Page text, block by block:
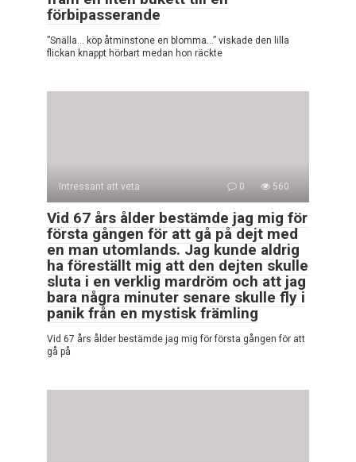
förbipasserande
”Snälla… köp åtminstone en blomma…” viskade den lilla
flickan knappt hörbart medan hon räckte
Intressant att veta 0 560
Vid 67 års ålder bestämde jag mig för
första gången för att gå på dejt med
en man utomlands. Jag kunde aldrig
ha föreställt mig att den dejten skulle
sluta i en verklig mardröm och att jag
bara några minuter senare skulle fly i
panik från en mystisk främling
Vid 67 års ålder bestämde jag mig för första gången för att
gå på